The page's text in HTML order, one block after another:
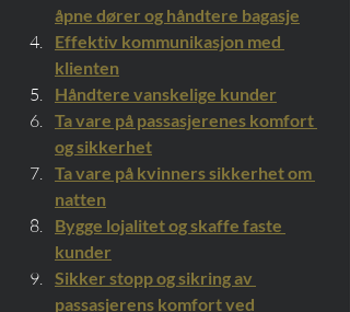
åpne dører og håndtere bagasje
Effektiv kommunikasjon med
klienten
Håndtere vanskelige kunder
Ta vare på passasjerenes komfort
og sikkerhet
Ta vare på kvinners sikkerhet om
natten
Bygge lojalitet og skaffe faste
kunder
Sikker stopp og sikring av
passasjerens komfort ved